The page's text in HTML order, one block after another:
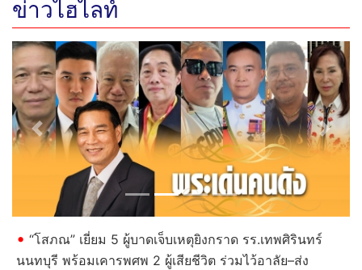
ข่าวไฮไลท์
Previous Next
“โสภณ” เยี่ยม 5 ผู้บาดเจ็บเหตุยิงกราด รร.เทพศิรินทร์
นนทบุรี พร้อมเคารพศพ 2 ผู้เสียชีวิต ร่วมไว้อาลัย–ส่ง